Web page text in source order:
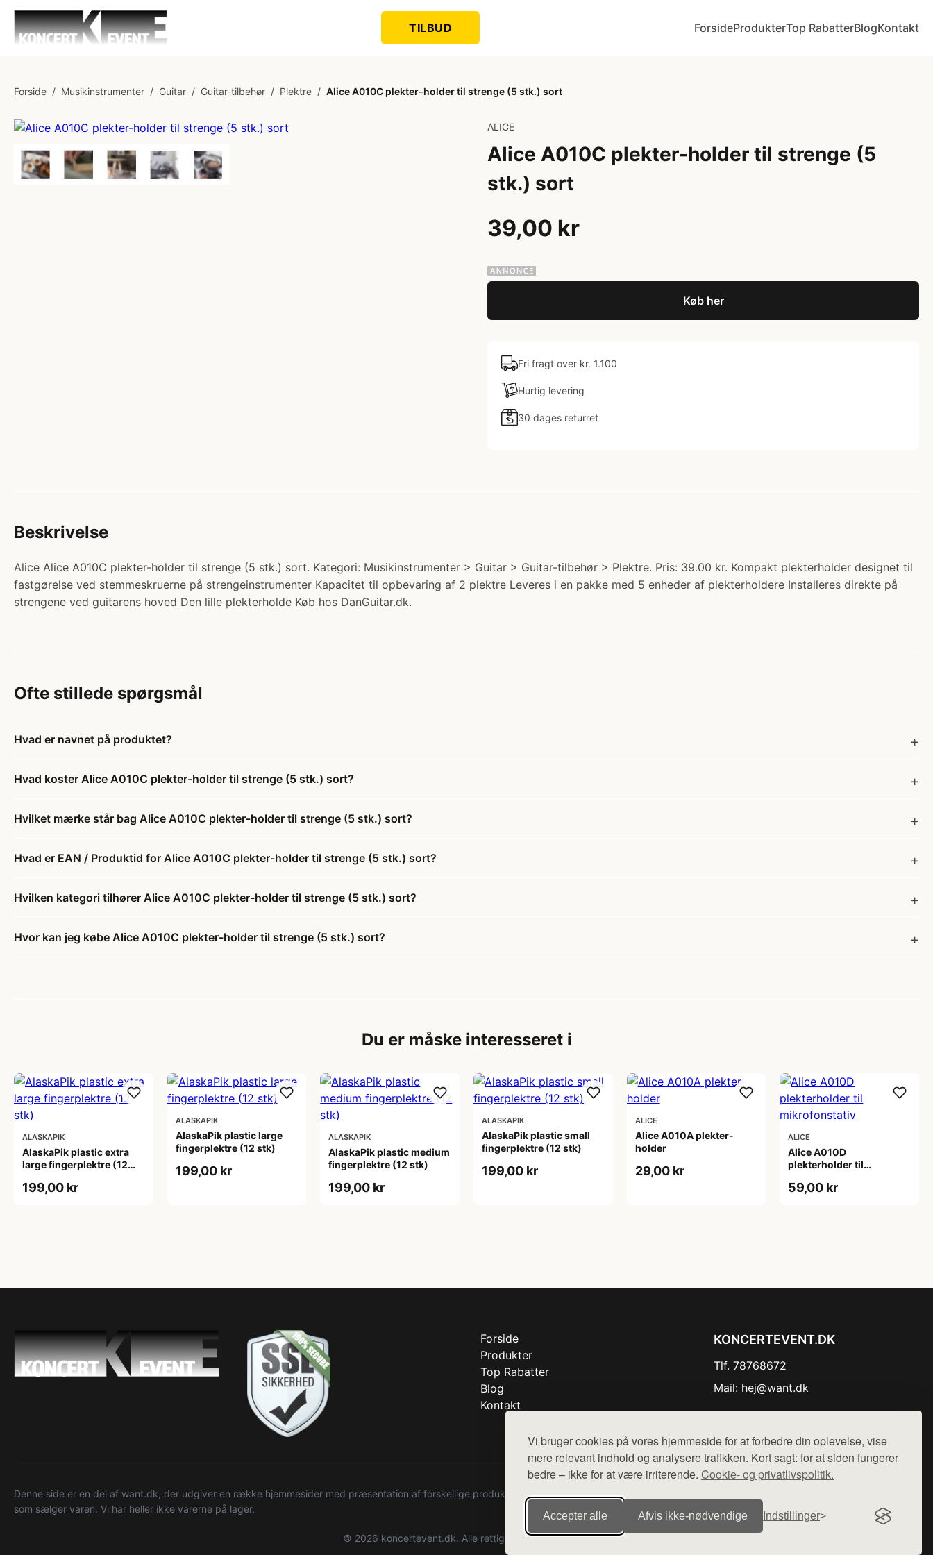
Vi bruger cookies på vores hjemmeside for at forbedre din oplevelse, vise
mere relevant indhold og analysere trafikken. Kort sagt: for at siden fungerer
bedre – ikke for at være irriterende. Cookie- og privatlivspolitik.
Accepter alle Afvis ikke‑nødvendige Indstillinger
TILBUD ForsideProdukterTop RabatterBlogKontakt
Forside / Musikinstrumenter / Guitar / Guitar-tilbehør / Plektre / Alice A010C plekter-holder til strenge (5 stk.) sort
ALICE
Alice A010C plekter-holder til strenge (5
stk.) sort
39,00 kr
Køb her
Fri fragt over kr. 1.100
Hurtig levering
30 dages returret
Beskrivelse
Alice Alice A010C plekter-holder til strenge (5 stk.) sort. Kategori: Musikinstrumenter > Guitar > Guitar-tilbehør > Plektre. Pris: 39.00 kr. Kompakt plekterholder designet til
fastgørelse ved stemmeskruerne på strengeinstrumenter Kapacitet til opbevaring af 2 plektre Leveres i en pakke med 5 enheder af plekterholdere Installeres direkte på
strengene ved guitarens hoved Den lille plekterholde Køb hos DanGuitar.dk.
Ofte stillede spørgsmål
Hvad er navnet på produktet?
Hvad koster Alice A010C plekter-holder til strenge (5 stk.) sort?
Hvilket mærke står bag Alice A010C plekter-holder til strenge (5 stk.) sort?
Hvad er EAN / Produktid for Alice A010C plekter-holder til strenge (5 stk.) sort?
Hvilken kategori tilhører Alice A010C plekter-holder til strenge (5 stk.) sort?
Hvor kan jeg købe Alice A010C plekter-holder til strenge (5 stk.) sort?
Du er måske interesseret i
ALASKAPIK
AlaskaPik plastic extra
large fingerplektre (12
199,00 kr
ALASKAPIK
AlaskaPik plastic large
fingerplektre (12 stk)
199,00 kr
ALASKAPIK
AlaskaPik plastic medium
fingerplektre (12 stk)
199,00 kr
ALASKAPIK
AlaskaPik plastic small
fingerplektre (12 stk)
199,00 kr
ALICE
Alice A010A plekter-
holder
29,00 kr
ALICE
Alice A010D
plekterholder til
59,00 kr
Forside
Produkter
Top Rabatter
Blog
Kontakt
KONCERTEVENT.DK
Tlf. 78768672
Mail: hej@want.dk
Denne side er en del af want.dk, der udgiver en række hjemmesider med præsentation af forskellige produkter fra diverse webshops. Der sælges ikke varer fra denne side - vi henviser til de shops,
som sælger varen. Vi har heller ikke varerne på lager.
© 2026 koncertevent.dk. Alle rettigheder forbeholdes.